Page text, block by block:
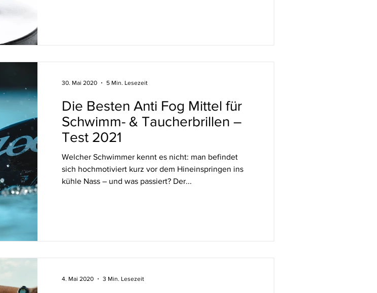
Die Besten Anti Fog Mittel für
Schwimm- & Taucherbrillen –
Test 2021
Welcher Schwimmer kennt es nicht: man befindet
sich hochmotiviert kurz vor dem Hineinspringen ins
kühle Nass – und was passiert? Der...
30. Mai 2020 5 Min. Lesezeit
4. Mai 2020 3 Min. Lesezeit